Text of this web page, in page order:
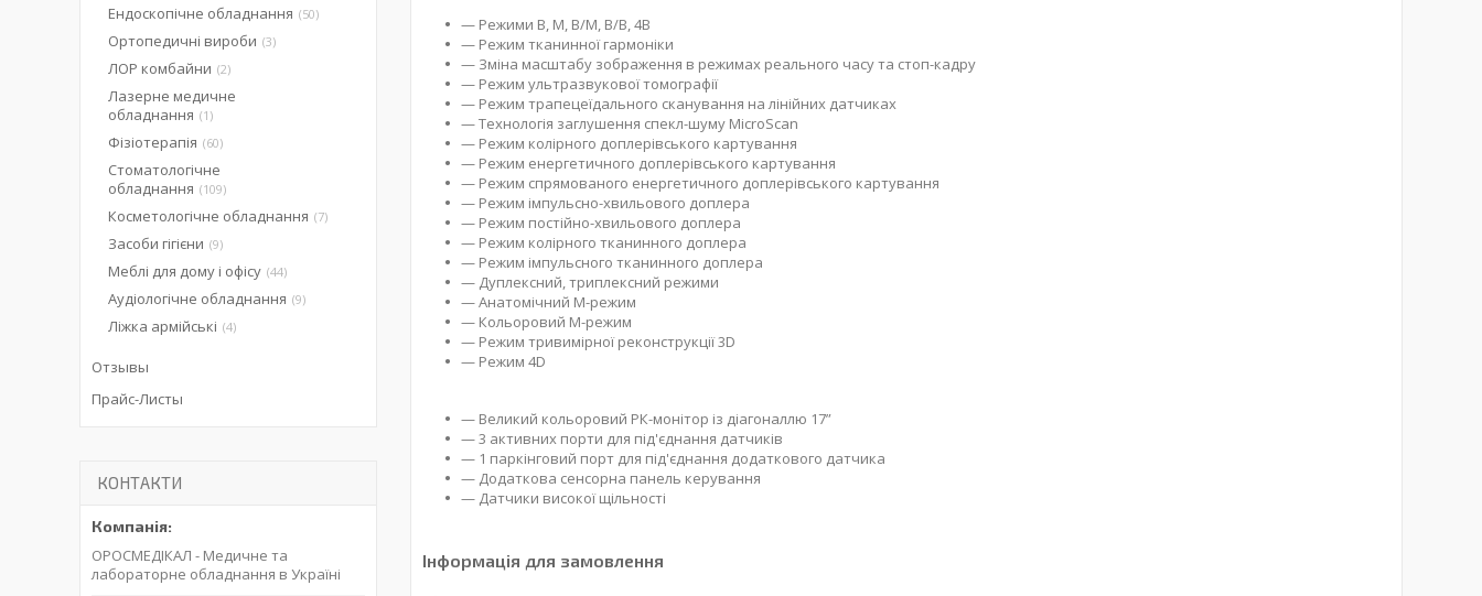
— Режими В, М, В/М, В/В, 4В
— Режим тканинної гармоніки
— Зміна масштабу зображення в режимах реального часу та стоп-кадру
— Режим ультразвукової томографії
— Режим трапецеїдального сканування на лінійних датчиках
— Технологія заглушення спекл-шуму MicroScan
— Режим колірного доплерівського картування
— Режим енергетичного доплерівського картування
— Режим спрямованого енергетичного доплерівського картування
— Режим імпульсно-хвильового доплера
— Режим постійно-хвильового доплера
— Режим колірного тканинного доплера
— Режим імпульсного тканинного доплера
— Дуплексний, триплексний режими
— Анатомічний М-режим
— Кольоровий М-режим
— Режим тривимірної реконструкції 3D
— Режим 4D
— Великий кольоровий РК-монітор із діагоналлю 17”
— 3 активних порти для під'єднання датчиків
— 1 паркінговий порт для під'єднання додаткового датчика
— Додаткова сенсорна панель керування
— Датчики високої щільності
Інформація для замовлення
Ендоскопічне обладнання 50
Ортопедичні вироби 3
ЛОР комбайни 2
Лазерне медичне
обладнання
1
Фізіотерапія 60
Стоматологічне
обладнання
109
Косметологічне обладнання 7
Засоби гігієни 9
Меблі для дому і офісу 44
Аудіологічне обладнання 9
Ліжка армійські 4
Отзывы
Прайс-Листы
КОНТАКТИ
ОРОСМЕДІКАЛ - Медичне та
лабораторне обладнання в Україні